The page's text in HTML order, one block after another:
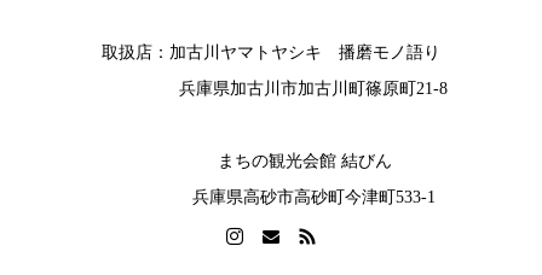
取扱店：加古川ヤマトヤシキ 播磨モノ語り
兵庫県加古川市加古川町篠原町21-8
まちの観光会館 結びん
兵庫県高砂市高砂町今津町533-1